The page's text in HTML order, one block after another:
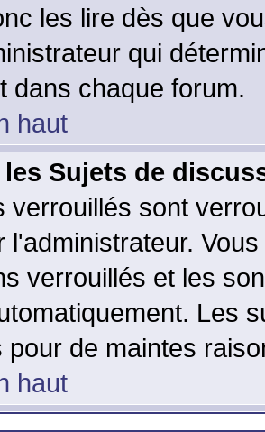
les lire dès que
qui
dans chaque forum.
haut
Sujets de
verrouillés sont
l'administrateur.
verrouillés et les
Les
pour de maintes
haut